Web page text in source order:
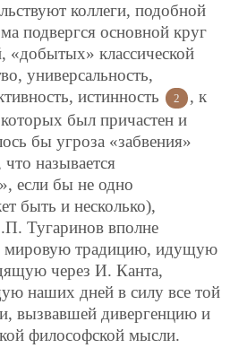
коллеги, подобной
подвергся основной круг
«добытых» классической
универсальность,
истинность
2
, к
был причастен и
бы угроза «забвения»
называется
если бы не одно
быть и несколько),
Тугаринов вполне
мировую традицию, идущую
через И. Канта,
наших дней в силу все той
вызвавшей дивергенцию и
философской мысли.